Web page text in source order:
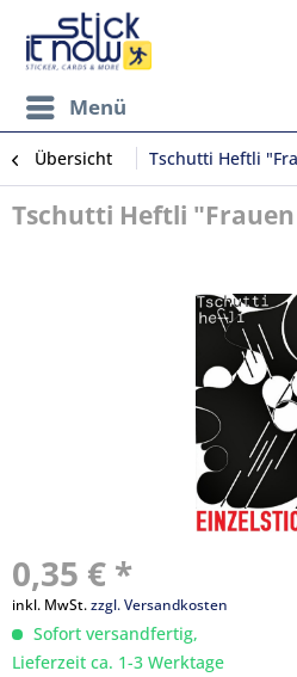
Menü
Übersicht Tschutti Heftli
Tschutti Heftli "Frauen
0,35 € *
inkl. MwSt.zzgl. Versandkosten
Sofort versandfertig,
Lieferzeit ca. 1-3 Werktage